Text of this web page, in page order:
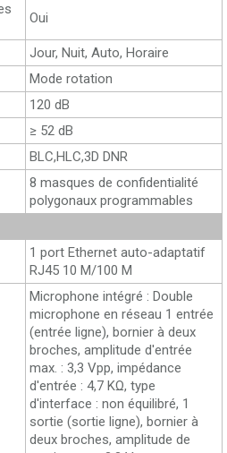
Oui
Jour, Nuit, Auto, Horaire
Mode rotation
120 dB
≥ 52 dB
BLC,HLC,3D DNR
8 masques de confidentialité
polygonaux programmables
1 port Ethernet auto-adaptatif
RJ45 10 M/100 M
Microphone intégré : Double
microphone en réseau 1 entrée
(entrée ligne), bornier à deux
broches, amplitude d'entrée
max. : 3,3 Vpp, impédance
d'entrée : 4,7 KΩ, type
d'interface : non équilibré, 1
sortie (sortie ligne), bornier à
deux broches, amplitude de